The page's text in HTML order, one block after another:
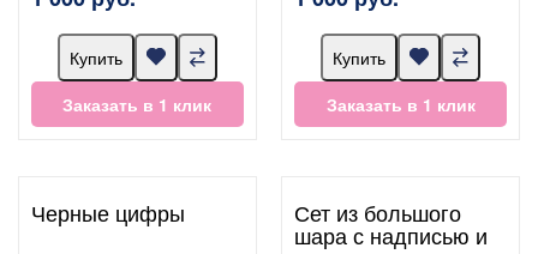
Купить
Заказать в 1 клик
Купить
Заказать в 1 клик
Черные цифры Сет из большого
шара с надписью и